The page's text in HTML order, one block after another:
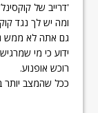
'דרייב של
ומה יש לך נגד
גם אתה לא ממש
ידוע כי מי
רוכש אופנוע.
ככל שהמצב יותר